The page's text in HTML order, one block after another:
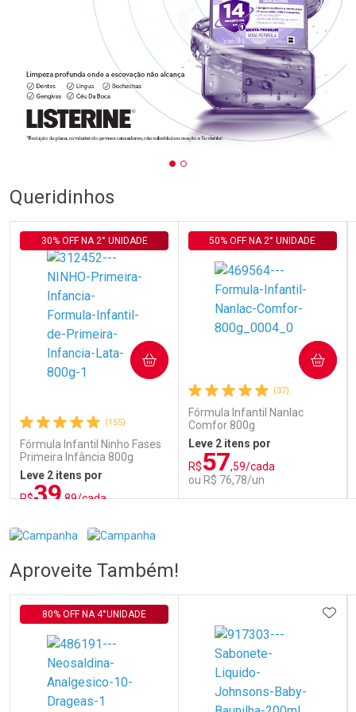
Queridinhos
(155)
Fórmula Infantil Ninho Fases
Primeira Infância 800g
30% OFF NA 2° UNIDADE
Leve 2 itens por
R$39,89/cada
COMPRAR
Laboratório
Ativar Desconto
Por Menos
(37)
Fórmula Infantil Nanlac
Comfor 800g
50% OFF NA 2° UNIDADE
Leve 2 itens por
R$57,59/cada
ou R$ 76,78/un
COMPRAR
Ativar Desconto
Aproveite Também!
80% OFF NA 4°UNIDADE